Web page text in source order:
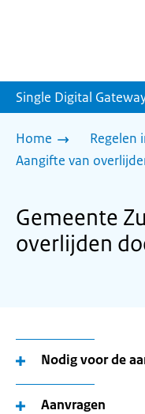
Single Digital
Home
Regelen
Aangifte van
Gemeente
overlijden
Nodig voor de
Aanvragen